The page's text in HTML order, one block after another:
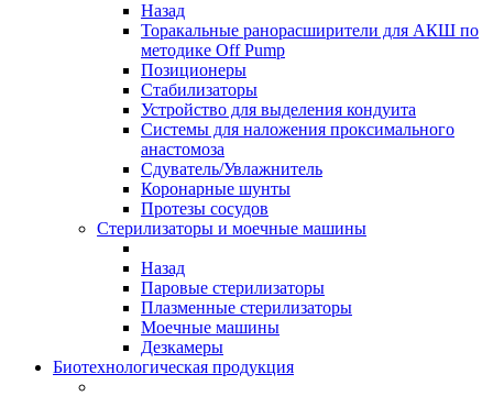
Назад
Торакальные ранорасширители для АКШ по
методике Off Pump
Позиционеры
Стабилизаторы
Устройство для выделения кондуита
Системы для наложения проксимального
анастомоза
Сдуватель/Увлажнитель
Коронарные шунты
Протезы сосудов
Стерилизаторы и моечные машины
Назад
Паровые стерилизаторы
Плазменные стерилизаторы
Моечные машины
Дезкамеры
Биотехнологическая продукция